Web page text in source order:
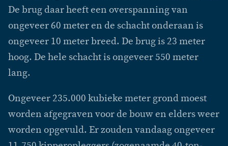
De brug daar heeft een overspanning van
ongeveer 60 meter en de schacht onderaan is
ongeveer 10 meter breed. De brug is 23 meter
hoog. De hele schacht is ongeveer 550 meter
lang.
Ongeveer 235.000 kubieke meter grond moest
worden afgegraven voor de bouw en elders weer
worden opgevuld. Er zouden vandaag ongeveer